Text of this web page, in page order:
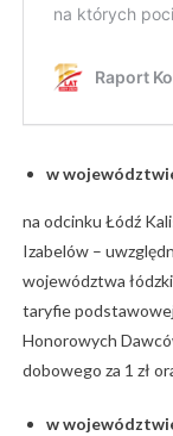
w
na odcinku Łódź
Izabelów –
województwa
taryfie
Honorowych
dobowego za 1 zł
w